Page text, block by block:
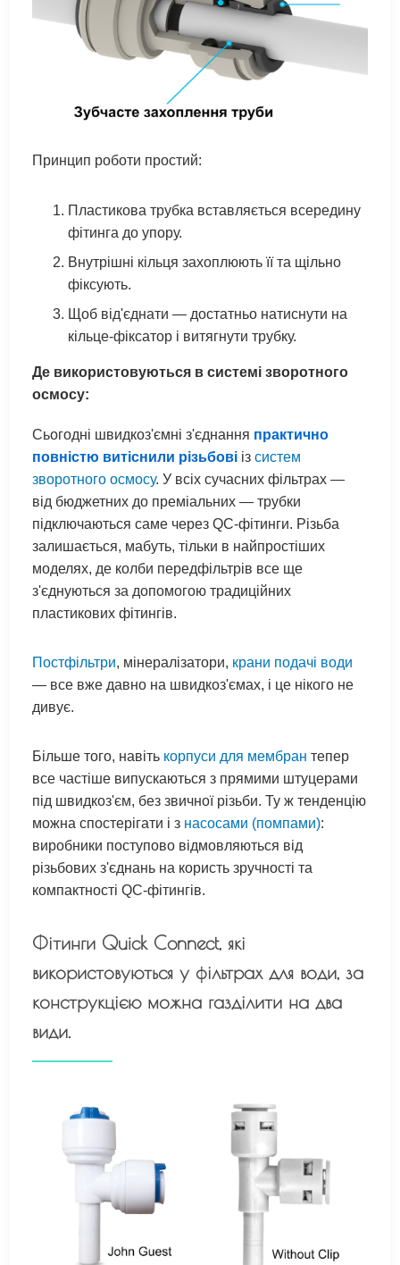
Принцип роботи простий:
Пластикова трубка вставляється всередину
фітинга до упору.
Внутрішні кільця захоплюють її та щільно
фіксують.
Щоб від'єднати — достатньо натиснути на
кільце-фіксатор і витягнути трубку.
Де використовуються в системі зворотного
осмосу:
Сьогодні швидкоз'ємні з'єднання практично
повністю витіснили різьбові ізсистем
зворотного осмосу. У всіх сучасних фільтрах —
від бюджетних до преміальних — трубки
підключаються саме через QC-фітинги. Різьба
залишається, мабуть, тільки в найпростіших
моделях, де колби передфільтрів все ще
з'єднуються за допомогою традиційних
пластикових фітингів.
Постфільтри, мінералізатори, крани подачі води
— все вже давно на швидкоз'ємах, і це нікого не
дивує.
Більше того, навіть корпуси для мембран тепер
все частіше випускаються з прямими штуцерами
під швидкоз'єм, без звичної різьби. Ту ж тенденцію
можна спостерігати і з насосами (помпами):
виробники поступово відмовляються від
різьбових з'єднань на користь зручності та
компактності QC-фітингів.
Фітинги Quick Connect, які
використовуються у фільтрах для води, за
конструкцією можна газділити на два
види.